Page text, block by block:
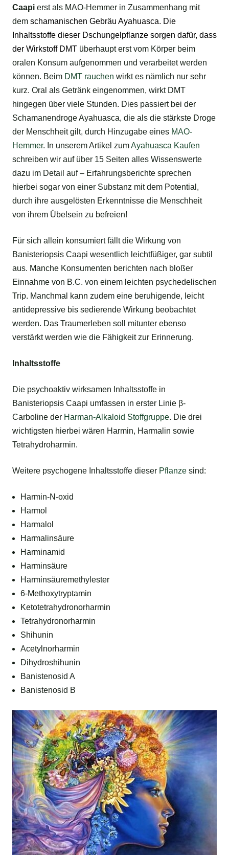
Caapi erst als MAO-Hemmer in Zusammenhang mit
dem schamanischen Gebräu Ayahuasca. Die
Inhaltsstoffe dieser Dschungelpflanze sorgen dafür, dass
der Wirkstoff DMT überhaupt erst vom Körper beim
oralen Konsum aufgenommen und verarbeitet werden
können. Beim DMT rauchen wirkt es nämlich nur sehr
kurz. Oral als Getränk eingenommen, wirkt DMT
hingegen über viele Stunden. Dies passiert bei der
Schamanendroge Ayahuasca, die als die stärkste Droge
der Menschheit gilt, durch Hinzugabe eines MAO-
Hemmer. In unserem Artikel zumAyahuasca Kaufen
schreiben wir auf über 15 Seiten alles Wissenswerte
dazu im Detail auf – Erfahrungsberichte sprechen
hierbei sogar von einer Substanz mit dem Potential,
durch ihre ausgelösten Erkenntnisse die Menschheit
von ihrem Übelsein zu befreien!
Für sich allein konsumiert fällt die Wirkung von
Banisteriopsis Caapi wesentlich leichtfüßiger, gar subtil
aus. Manche Konsumenten berichten nach bloßer
Einnahme von B.C. von einem leichten psychedelischen
Trip. Manchmal kann zudem eine beruhigende, leicht
antidepressive bis sedierende Wirkung beobachtet
werden. Das Traumerleben soll mitunter ebenso
verstärkt werden wie die Fähigkeit zur Erinnerung.
Inhaltsstoffe
Die psychoaktiv wirksamen Inhaltsstoffe in
Banisteriopsis Caapi umfassen in erster Linie β-
Carboline der Harman-Alkaloid Stoffgruppe. Die drei
wichtigsten hierbei wären Harmin, Harmalin sowie
Tetrahydroharmin.
Weitere psychogene Inhaltsstoffe dieser Pflanze sind:
Harmin-N-oxid
Harmol
Harmalol
Harmalinsäure
Harminamid
Harminsäure
Harminsäuremethylester
6-Methoxytryptamin
Ketotetrahydronorharmin
Tetrahydronorharmin
Shihunin
Acetylnorharmin
Dihydroshihunin
Banistenosid A
Banistenosid B